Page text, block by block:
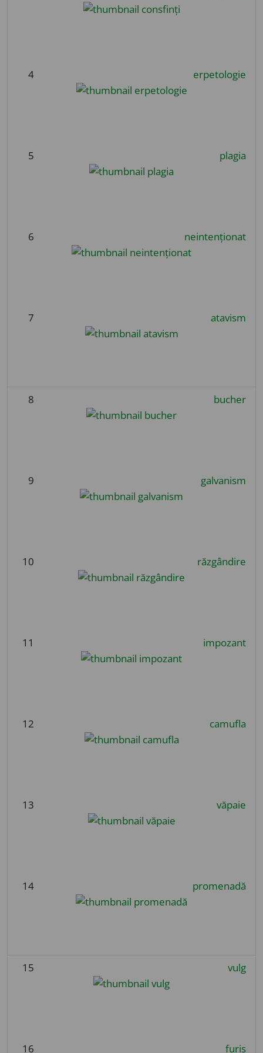
4 erpetologie
5 plagia
6 neintenționat
7 atavism
8 bucher
9 galvanism
10 răzgândire
11 impozant
12 camufla
13 văpaie
14 promenadă
15 vulg
16 furiș